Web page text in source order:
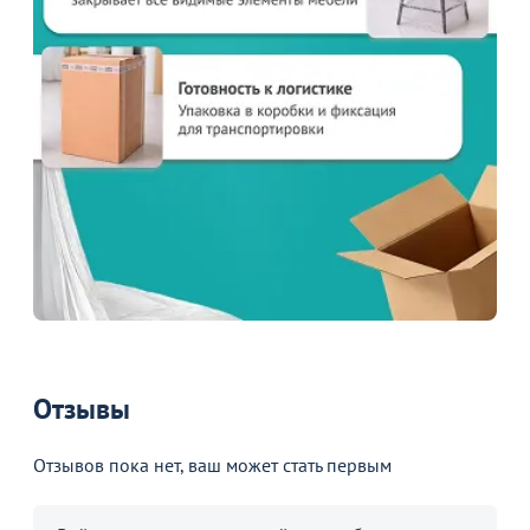
Отзывы
Отзывов пока нет, ваш может стать первым